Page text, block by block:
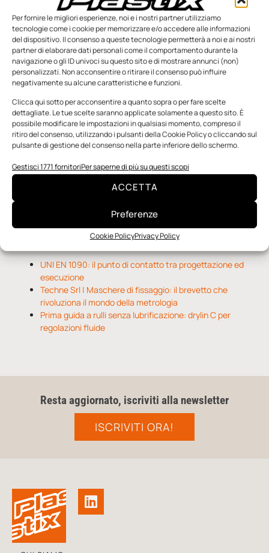
Per fornire le migliori esperienze, noi e i nostri partner utilizziamo
tecnologie come i cookie per memorizzare e/o accedere alle informazioni
del dispositivo. Il consenso a queste tecnologie permetterà a noi e ai nostri
partner di elaborare dati personali come il comportamento durante la
navigazione o gli ID univoci su questo sito e di mostrare annunci (non)
personalizzati. Non acconsentire o ritirare il consenso può influire
negativamente su alcune caratteristiche e funzioni.
Clicca qui sotto per acconsentire a quanto sopra o per fare scelte
dettagliate. Le tue scelte saranno applicate solamente a questo sito. È
possibile modificare le impostazioni in qualsiasi momento, compreso il
ritiro del consenso, utilizzando i pulsanti della Cookie Policy o cliccando sul
pulsante di gestione del consenso nella parte inferiore dello schermo.
Gestisci 1771 fornitoriPer saperne di più su questi scopi
ACCETTA
Preferenze
Cookie PolicyPrivacy Policy
n.5 - Giugno 2026 n.4 - Maggio 2026 n.3 - Aprile 2026
Edicola Web
Applicazioni della fluidodinamica computazionale (CFD)
Notizie da Il Progettista Industriale
UNI EN 1090: il punto di contatto tra progettazione ed
esecuzione
Techne Srl | Maschere di fissaggio: il brevetto che
rivoluziona il mondo della metrologia
Prima guida a rulli senza lubrificazione: drylin C per
regolazioni fluide
Resta aggiornato, iscriviti alla newsletter
ISCRIVITI ORA!